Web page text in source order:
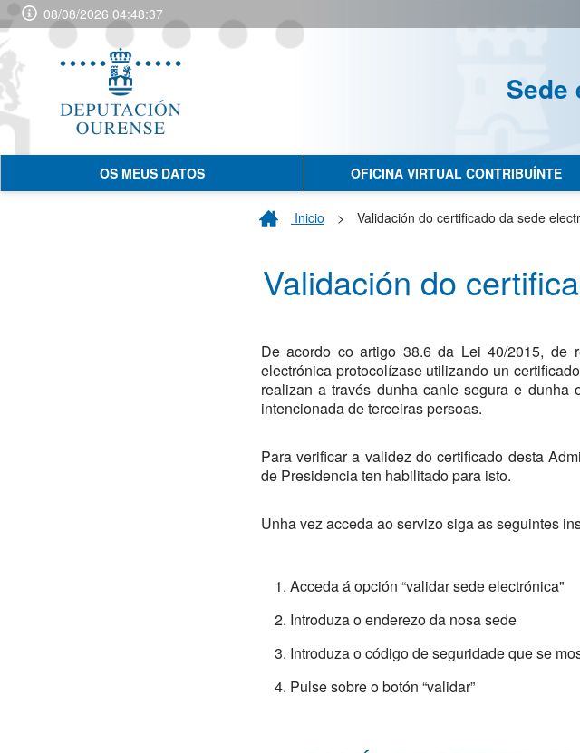
08/08/2026 04:48:37
Sede
OS MEUS DATOS OFICINA VIRTUAL CONTRIBUÍNTE
Inicio > Validación do certificado da sede
Validación do
De acordo co artigo 38.6 da Lei 40/2015, de
electrónica protocolízase utilizando un
realizan a través dunha canle segura e
intencionada de terceiras persoas.
Para verificar a validez do certificado desta
de Presidencia ten habilitado para isto.
Unha vez acceda ao servizo siga as seguintes
Acceda á opción “validar sede electrónica"
Introduza o enderezo da nosa sede
Introduza o código de seguridade que se
Pulse sobre o botón “validar”